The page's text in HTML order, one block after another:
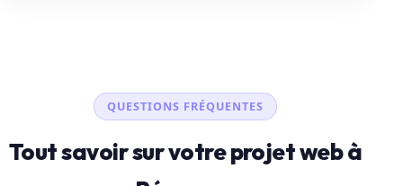
QUESTIONS FRÉQUENTES
Tout savoir sur votre projet web à